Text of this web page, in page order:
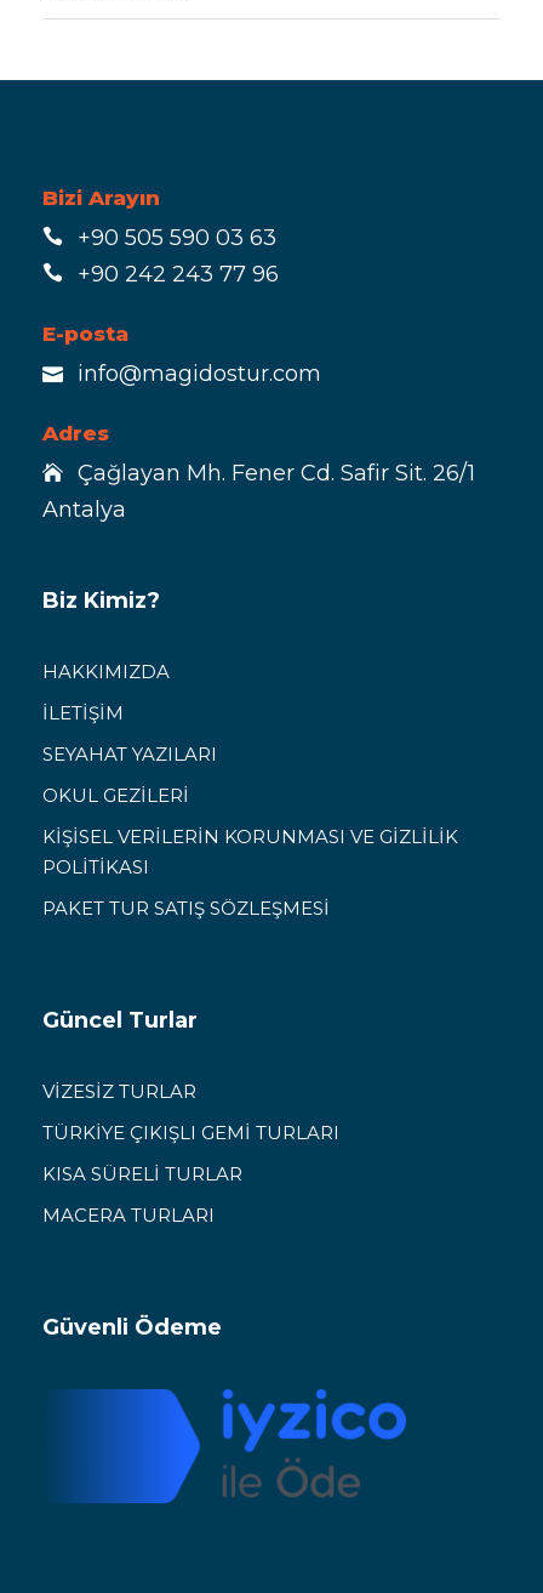
Bizi Arayın
+90 505 590 03 63
+90 242 243 77 96
E-posta
info@magidostur.com
Adres
Çağlayan Mh. Fener Cd. Safir Sit. 26/1
Antalya
Biz Kimiz?
HAKKIMIZDA
İLETİŞİM
SEYAHAT YAZILARI
OKUL GEZİLERİ
KİŞİSEL VERİLERİN KORUNMASI VE GİZLİLİK
POLİTİKASI
PAKET TUR SATIŞ SÖZLEŞMESİ
Güncel Turlar
VİZESİZ TURLAR
TÜRKİYE ÇIKIŞLI GEMİ TURLARI
KISA SÜRELİ TURLAR
MACERA TURLARI
Güvenli Ödeme